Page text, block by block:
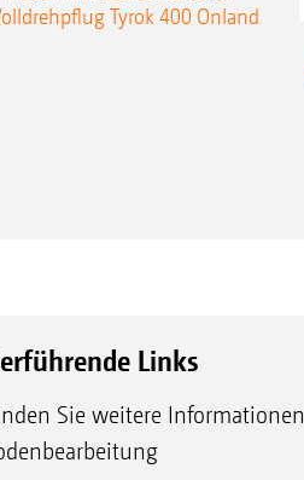
Tyrok 400 Onland
Links
Sie weitere Informationen